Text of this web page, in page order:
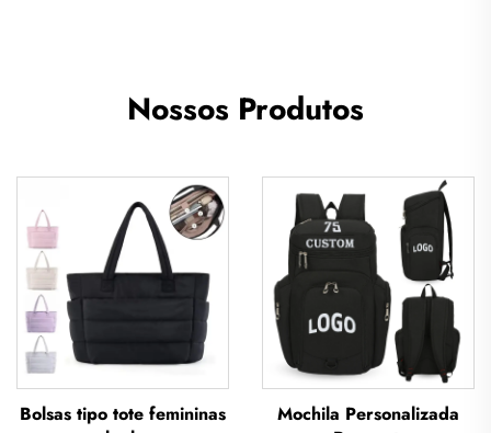
Nossos Produtos
Bolsas tipo tote femininas
Mochila Personalizada